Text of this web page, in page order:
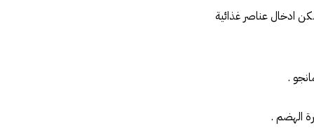
ادخال عناصر غذائية